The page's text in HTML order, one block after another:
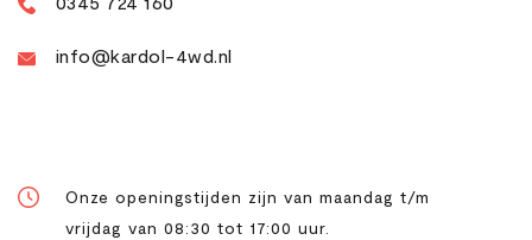
info@kardol-4wd.nl
Onze openingstijden zijn van maandag t/m
vrijdag van 08:30 tot 17:00 uur.